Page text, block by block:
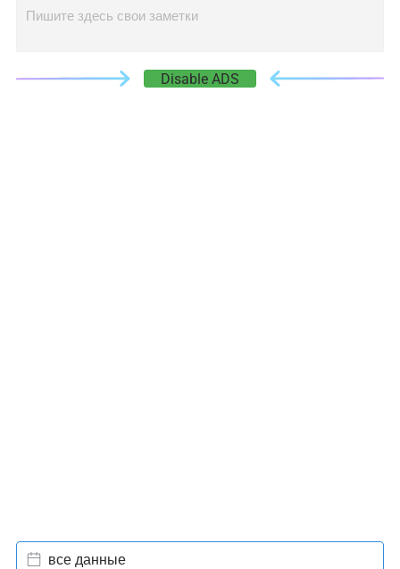
Пишите здесь свои заметки
Disable ADS
все данные